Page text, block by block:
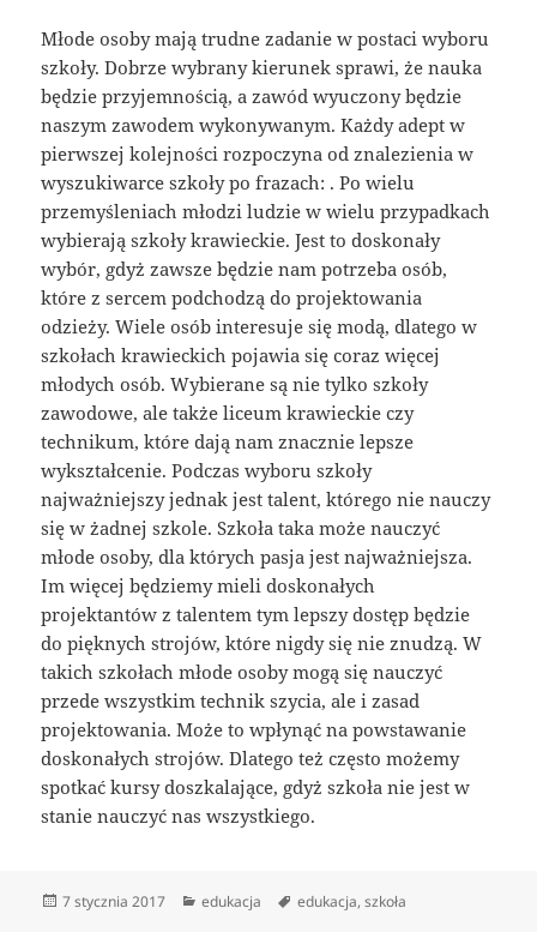
Młode osoby mają trudne zadanie w postaci wyboru
szkoły. Dobrze wybrany kierunek sprawi, że nauka
będzie przyjemnością, a zawód wyuczony będzie
naszym zawodem wykonywanym. Każdy adept w
pierwszej kolejności rozpoczyna od znalezienia w
wyszukiwarce szkoły po frazach: . Po wielu
przemyśleniach młodzi ludzie w wielu przypadkach
wybierają szkoły krawieckie. Jest to doskonały
wybór, gdyż zawsze będzie nam potrzeba osób,
które z sercem podchodzą do projektowania
odzieży. Wiele osób interesuje się modą, dlatego w
szkołach krawieckich pojawia się coraz więcej
młodych osób. Wybierane są nie tylko szkoły
zawodowe, ale także liceum krawieckie czy
technikum, które dają nam znacznie lepsze
wykształcenie. Podczas wyboru szkoły
najważniejszy jednak jest talent, którego nie nauczy
się w żadnej szkole. Szkoła taka może nauczyć
młode osoby, dla których pasja jest najważniejsza.
Im więcej będziemy mieli doskonałych
projektantów z talentem tym lepszy dostęp będzie
do pięknych strojów, które nigdy się nie znudzą. W
takich szkołach młode osoby mogą się nauczyć
przede wszystkim technik szycia, ale i zasad
projektowania. Może to wpłynąć na powstawanie
doskonałych strojów. Dlatego też często możemy
spotkać kursy doszkalające, gdyż szkoła nie jest w
stanie nauczyć nas wszystkiego.
Data
7 stycznia 2017 Kategorie
edukacja Tagi
edukacja,szkoła